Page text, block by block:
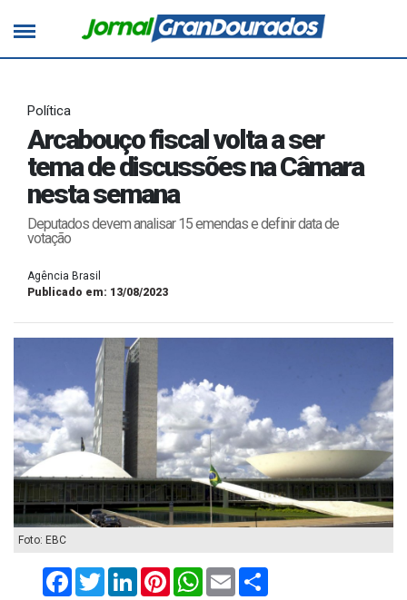
Política
Arcabouço fiscal volta a ser
tema de discussões na Câmara
nesta semana
Deputados devem analisar 15 emendas e definir data de
votação
Agência Brasil
Publicado em: 13/08/2023
Foto: EBC
FacebookTwitterLinkedInPinterestWhatsApp
Email